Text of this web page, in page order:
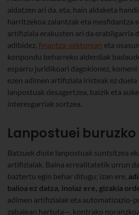
aldatzen ari da, eta, hain aldaketa
harritzekoa zalantzak eta mesfidantza
artifiziala erakusten ari da erabilgarria
adibidez, finantza-sektorean eta
konpondu beharreko alderdiak
esparru juridikoari dagokionez, komeni
ezen adimen artifiziala iristeak ez
lanpostuak desagertzea, baizik eta
interesgarriak sortzea.
Lanpostuei
Batzuek diote lanpostuak suntsitzea
artifizialak. Baina errealitatetik urrun
baztertu egin behar ditugu; izan ere,
balioa ez datza, inolaz ere, gizakia
adimen artifizialak eta automatizazio-
zabalean hartuta—, kontrako